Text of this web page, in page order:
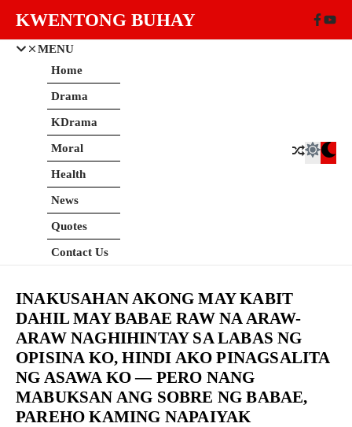
KWENTONG BUHAY
MENU
Home
Drama
KDrama
Moral
Health
News
Quotes
Contact Us
INAKUSAHAN AKONG MAY KABIT
DAHIL MAY BABAE RAW NA ARAW-
ARAW NAGHIHINTAY SA LABAS NG
OPISINA KO, HINDI AKO PINAGSALITA
NG ASAWA KO — PERO NANG
MABUKSAN ANG SOBRE NG BABAE,
PAREHO KAMING NAPAIYAK